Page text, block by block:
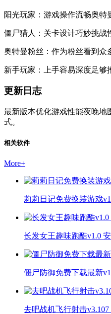
阳光玩家：游戏操作流畅奥特
僵尸猎人：关卡设计巧妙挑战
奥特曼粉丝：作为粉丝看到众
新手玩家：上手容易深度足够
更新日志
最新版本优化游戏性能夜晚地
式。
相关软件
More+
莉莉日记免费换装游戏
长发女王趣味跑酷v1.0
僵尸防御免费下载最新
去吧战机飞行射击v3.107